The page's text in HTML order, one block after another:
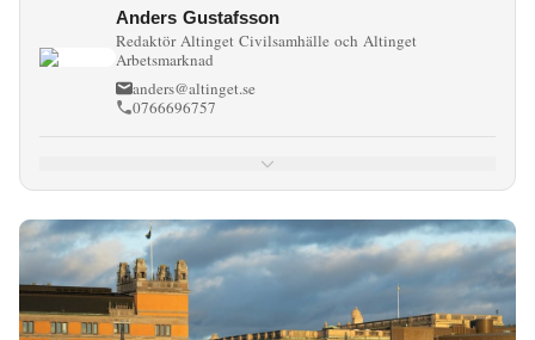
Utbildning
Vård och Hälsa
Anders Gustafsson
Redaktör Altinget Civilsamhälle och Altinget
Arbetsmarknad
anders@altinget.se
0766696757